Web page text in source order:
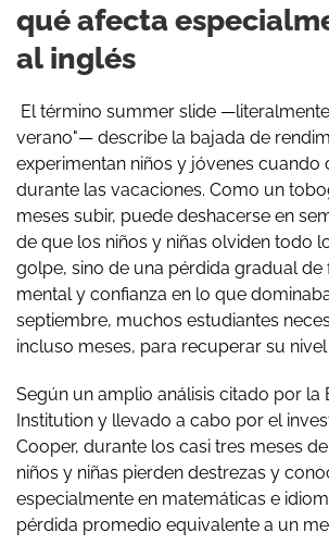
qué afecta
al inglés
El término summer slide
verano"— describe la bajada de
experimentan niños y jóvenes cuando
durante las vacaciones. Como un
meses subir, puede deshacerse en
de que los niños y niñas olviden todo
golpe, sino de una pérdida gradual de
mental y confianza en lo que
septiembre, muchos estudiantes
incluso meses, para recuperar su nivel
Según un amplio análisis citado por la
Institution y llevado a cabo por el
Cooper, durante los casi tres meses
niños y niñas pierden destrezas y
especialmente en matemáticas e
pérdida promedio equivalente a un